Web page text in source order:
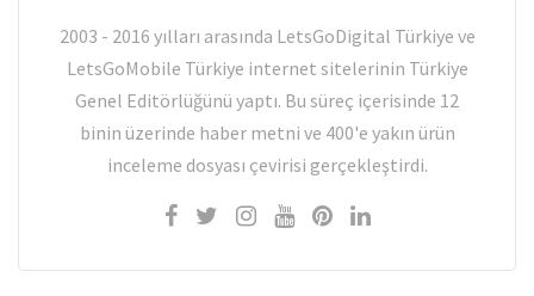
2003 - 2016 yılları arasında LetsGoDigital Türkiye ve
LetsGoMobile Türkiye internet sitelerinin Türkiye
Genel Editörlüğünü yaptı. Bu süreç içerisinde 12
binin üzerinde haber metni ve 400'e yakın ürün
inceleme dosyası çevirisi gerçekleştirdi.